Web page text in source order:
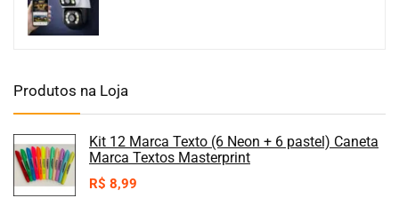
Produtos na Loja
Kit 12 Marca Texto (6 Neon + 6 pastel) Caneta
Marca Textos Masterprint
R$ 8,99